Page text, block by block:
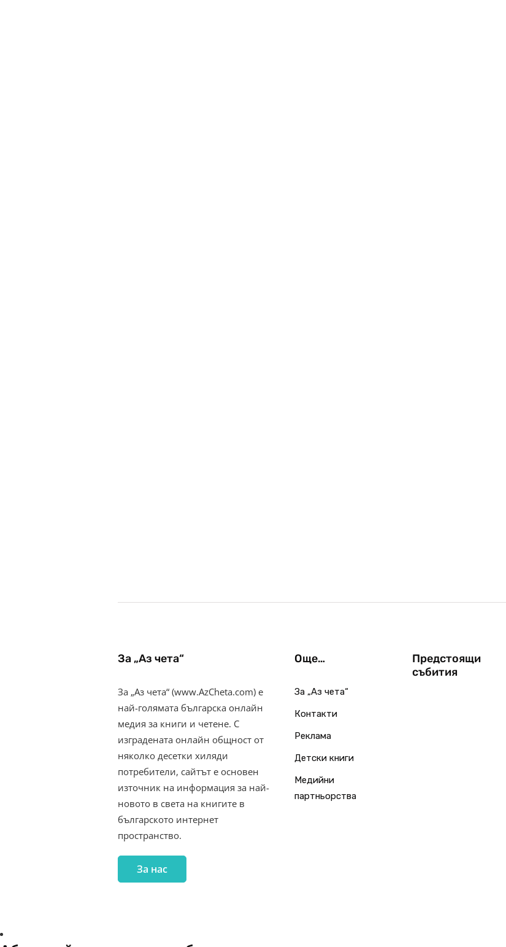
За „Аз чета“
За „Аз чета“ (www.AzCheta.com) е
най-голямата българска онлайн
медия за книги и четене. С
изградената онлайн общност от
няколко десетки хиляди
потребители, сайтът е основен
източник на информация за най-
новото в света на книгите в
българското интернет
пространство.
За нас
Още…
За „Аз чета“
Контакти
Реклама
Детски книги
Медийни
партньорства
Предстоящи
събития